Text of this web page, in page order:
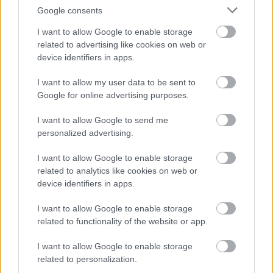
Google consents
I want to allow Google to enable storage
related to advertising like cookies on web or
device identifiers in apps.
I want to allow my user data to be sent to
Google for online advertising purposes.
I want to allow Google to send me
personalized advertising.
I want to allow Google to enable storage
related to analytics like cookies on web or
device identifiers in apps.
I want to allow Google to enable storage
related to functionality of the website or app.
I want to allow Google to enable storage
related to personalization.
Trájer János
12 éve
@PollmannFerenc: tekintsük meg nem történtnek a
25.- bejegyzésem: szerintem nincs igaza Christopher
biztosan komoly előzetes elemzéseket kell megtenni,
az ember még azt is megvitatja magába, milyen
stb. A diplomáciának mindenre kiterjedően köröket
kellett futnia a háború megindítását megelőzően,
erre írtam fentebb, komoly jelek mutattak arra, hogy
előbb - utóbb mindenképp ki fog törni, kérdés, ha
később, akkor milyen pozícióba kerültünk volna?
Kétségtelen, a Monarchia nem volt felkészülve
hadianyag és fegyverzet terén kellőképpen. Megint
visszakanyarodok Napoleonhoz:tüzértiszt létére ő is
elfejeltette fejleszteni a tüzérségét (sokkal gyengébb